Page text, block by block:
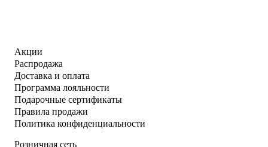
Акции
Распродажа
Доставка и оплата
Программа лояльности
Подарочные сертификаты
Правила продажи
Политика конфиденциальности
Розничная сеть